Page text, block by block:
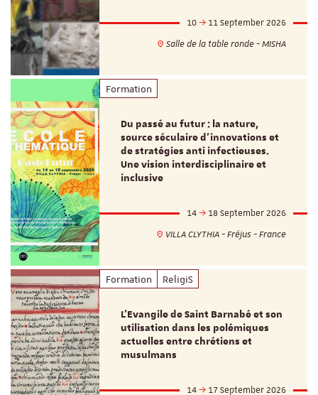
10
11 September 2026
Salle de la table ronde - MISHA
Formation
Du passé au futur : la nature,
source séculaire d’innovations et
de stratégies anti infectieuses.
Une vision interdisciplinaire et
inclusive
14
18 September 2026
VILLA CLYTHIA - Fréjus - France
Formation ReligiS
L’Evangile de Saint Barnabé et son
utilisation dans les polémiques
actuelles entre chrétiens et
musulmans
14 17 September 2026